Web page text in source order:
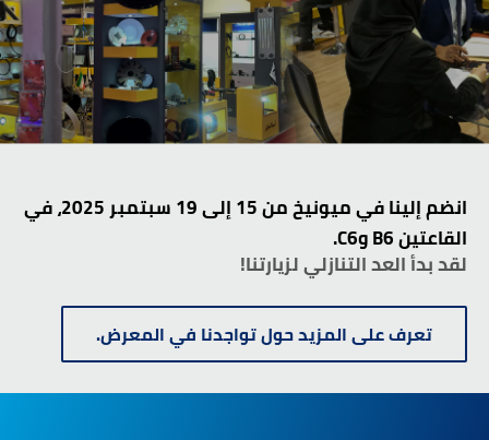
انضم إلينا في ميونيخ من 15 إلى 19 سبتمبر 2025، في
القاعتين B6 وC6.
لقد بدأ العد التنازلي لزيارتنا!
تعرف على المزيد حول تواجدنا في المعرض.